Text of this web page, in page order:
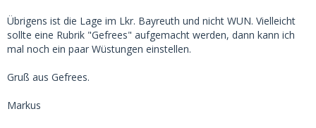
Übrigens ist die Lage im Lkr. Bayreuth und nicht WUN. Vielleicht
sollte eine Rubrik "Gefrees" aufgemacht werden, dann kann ich
mal noch ein paar Wüstungen einstellen.
Gruß aus Gefrees.
Markus